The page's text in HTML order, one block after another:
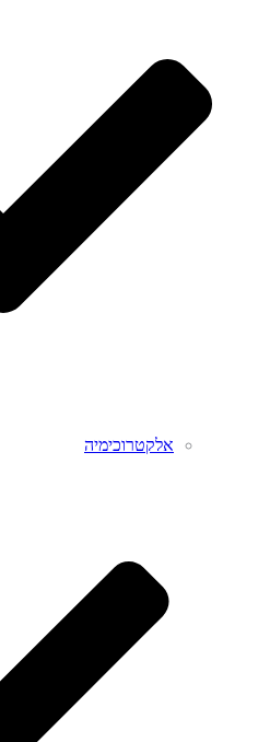
אלקטרוכימיה